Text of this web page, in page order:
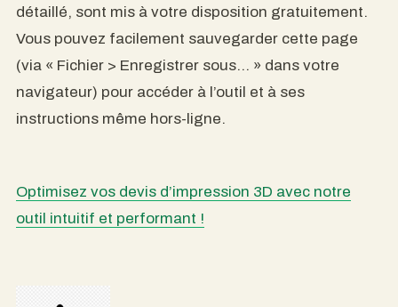
détaillé, sont mis à votre disposition gratuitement.
Vous pouvez facilement sauvegarder cette page
(via « Fichier > Enregistrer sous… » dans votre
navigateur) pour accéder à l’outil et à ses
instructions même hors-ligne.
Optimisez vos devis d’impression 3D avec notre
outil intuitif et performant !